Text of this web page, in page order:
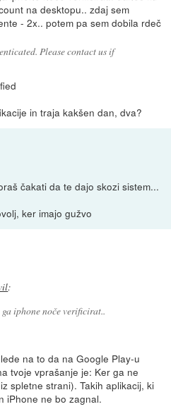
na desktopu.. zdaj sem
- 2x.. potem pa sem dobila rdeč
Please contact us if
in traja kakšen dan, dva?
čakati da te dajo skozi sistem...
ker imajo gužvo
:
iphone noče verificirat..
na to da na Google Play-u
tvoje vprašanje je: Ker ga ne
spletne strani). Takih aplikacij, ki
iPhone ne bo zagnal.